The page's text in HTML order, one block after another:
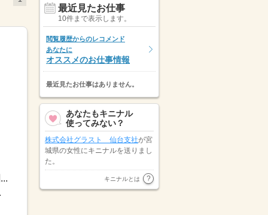
によ...
最近見たお仕事
10件まで表示します。
閲覧履歴からのレコメンド
あなたに
オススメのお仕事情報
最近見たお仕事はありません。
あなたもキニナル
使ってみない？
株式会社グラスト 仙台支社が宮
城県の女性にキニナルを送りまし
た。
株式会社ネオキャリア ～Neo car
eer～が北海道の女性にキニナル
キニナルとは